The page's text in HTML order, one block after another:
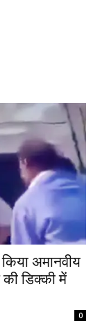
अमानवीय
की डिक्की में
0